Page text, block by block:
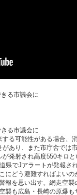
る市議会に
る市議会に
る可能性がある場合、
あり、また市庁舎では
発射され高度550キロ
県でJアラートが発報さ
にどう避難すればよいの
報を思い出す。網走空
襲も広島・長崎の原爆